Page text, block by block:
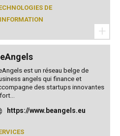
DE
+
est un réseau belge de
angels qui finance et
des startups innovantes
https://www.beangels.eu